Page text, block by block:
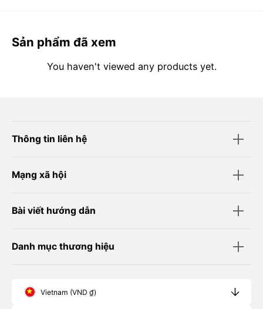
Sản phẩm đã xem
You haven't viewed any products yet.
Thông tin liên hệ
Mạng xã hội
Bài viết hướng dẫn
Danh mục thương hiệu
Vietnam (VND ₫)